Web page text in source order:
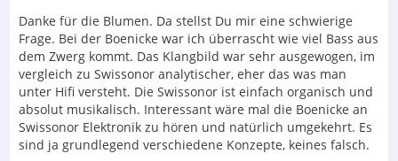
Danke für die Blumen. Da stellst Du mir eine schwierige
Frage. Bei der Boenicke war ich überrascht wie viel Bass aus
dem Zwerg kommt. Das Klangbild war sehr ausgewogen, im
vergleich zu Swissonor analytischer, eher das was man
unter Hifi versteht. Die Swissonor ist einfach organisch und
absolut musikalisch. Interessant wäre mal die Boenicke an
Swissonor Elektronik zu hören und natürlich umgekehrt. Es
sind ja grundlegend verschiedene Konzepte, keines falsch.